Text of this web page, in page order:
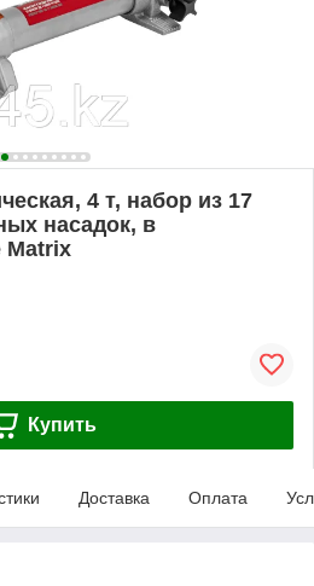
4 т, набор из 17
насадок, в
Matrix
Купить
Доставка Оплата